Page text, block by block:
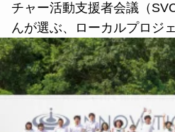
チャー活動支援者会議（
んが選ぶ、ローカルプロジ